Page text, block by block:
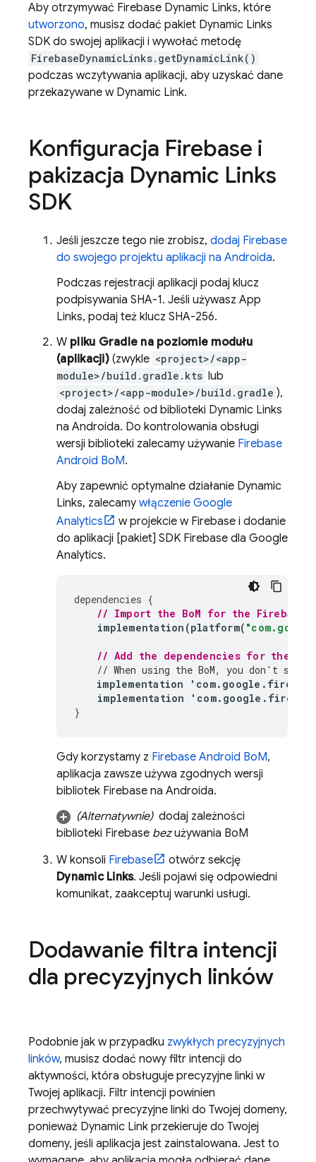
Aby otrzymywać Firebase Dynamic Links, które
utworzono, musisz dodać pakiet Dynamic Links
SDK do swojej aplikacji i wywołać metodę
FirebaseDynamicLinks.getDynamicLink()
podczas wczytywania aplikacji, aby uzyskać dane
przekazywane w Dynamic Link.
Konfiguracja Firebase i
pakizacja Dynamic Links
SDK
Jeśli jeszcze tego nie zrobisz, dodaj Firebase
do swojego projektu aplikacji na Androida.
Podczas rejestracji aplikacji podaj klucz
podpisywania SHA-1. Jeśli używasz App
Links, podaj też klucz SHA-256.
W pliku Gradle na poziomie modułu
(aplikacji)(zwykle <project>/<app-
module>/build.gradle.kts lub
<project>/<app-module>/build.gradle ),
dodaj zależność od biblioteki Dynamic Links
na Androida. Do kontrolowania obsługi
wersji biblioteki zalecamy używanie Firebase
Android BoM.
Aby zapewnić optymalne działanie Dynamic
Links, zalecamy włączenie Google
Analytics
w projekcie w Firebase i dodanie
do aplikacji [pakiet] SDK Firebase dla Google
Analytics.
dependencies {
// Import the BoM for the Firebase
implementation (platform(
// Add the dependencies for the
// When using the BoM, you don't
implementation
' com. google . firebase
implementation
' com. google .
}
Gdy korzystamy z Firebase Android BoM,
aplikacja zawsze używa zgodnych wersji
bibliotek Firebase na Androida.
(Alternatywnie)dodaj zależności
biblioteki Firebase bezużywania BoM
W konsoli Firebase
otwórz sekcję
Dynamic Links. Jeśli pojawi się odpowiedni
komunikat, zaakceptuj warunki usługi.
Dodawanie filtra intencji
dla precyzyjnych linków
Podobnie jak w przypadku zwykłych precyzyjnych
linków, musisz dodać nowy filtr intencji do
aktywności, która obsługuje precyzyjne linki w
Twojej aplikacji. Filtr intencji powinien
przechwytywać precyzyjne linki do Twojej domeny,
ponieważ Dynamic Link przekieruje do Twojej
domeny, jeśli aplikacja jest zainstalowana. Jest to